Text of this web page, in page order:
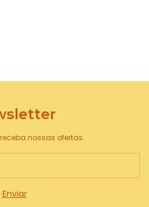
nossas ofertas.